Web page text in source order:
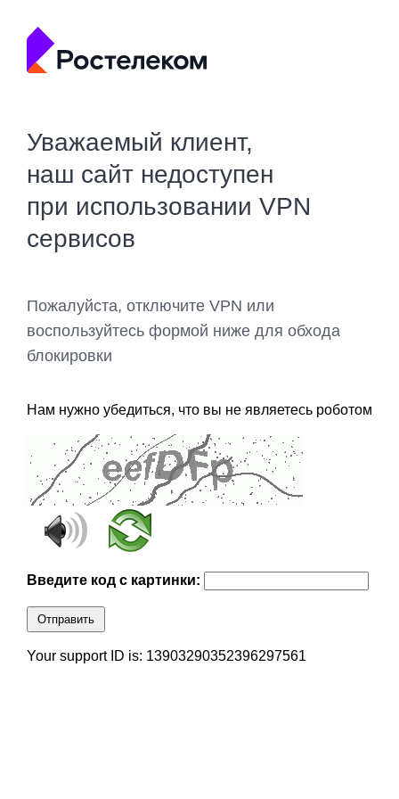
Уважаемый клиент,
наш сайт недоступен
при использовании VPN
сервисов
Пожалуйста, отключите VPN или
воспользуйтесь формой ниже для обхода
блокировки
Нам нужно убедиться, что вы не являетесь роботом
Введите код с картинки:
Отправить
Your support ID is: 13903290352396297561